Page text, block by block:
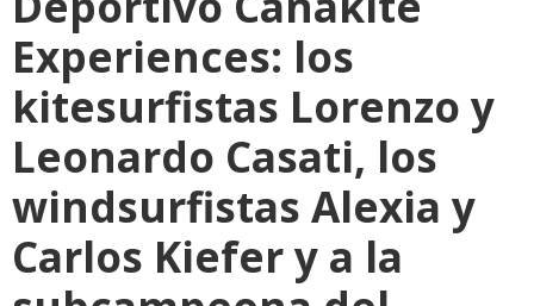
Experiences: los
kitesurfistas Lorenzo y
Leonardo Casati, los
windsurfistas Alexia y
Carlos Kiefer y a la